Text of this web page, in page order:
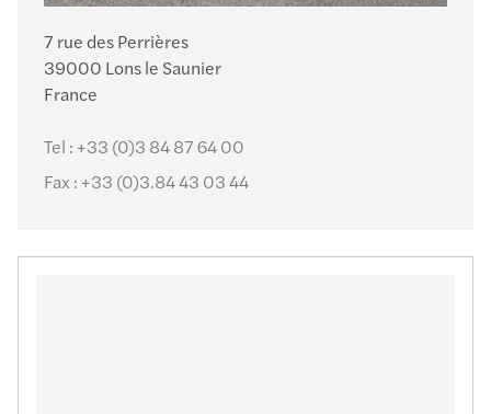
7 rue des Perrières
39000 Lons le Saunier
France
Tel : +33 (0)3 84 87 64 00
Fax : +33 (0)3.84 43 03 44